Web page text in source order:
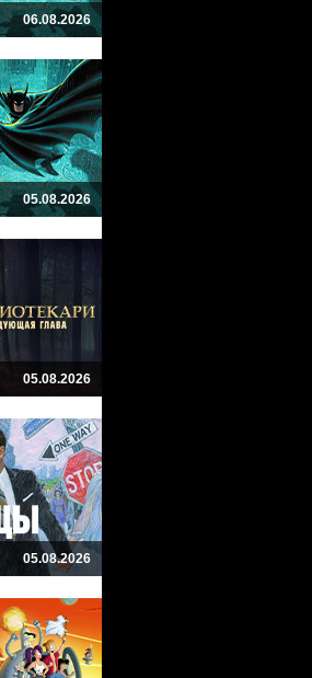
06.08.2026
05.08.2026
05.08.2026
05.08.2026